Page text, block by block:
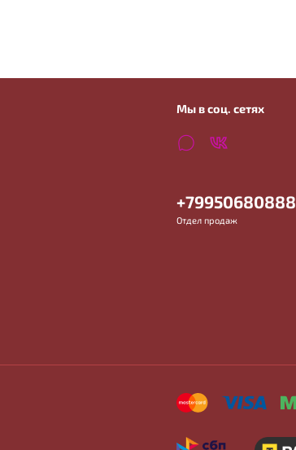
Мы в соц. сетях
+79950680888
Отдел продаж